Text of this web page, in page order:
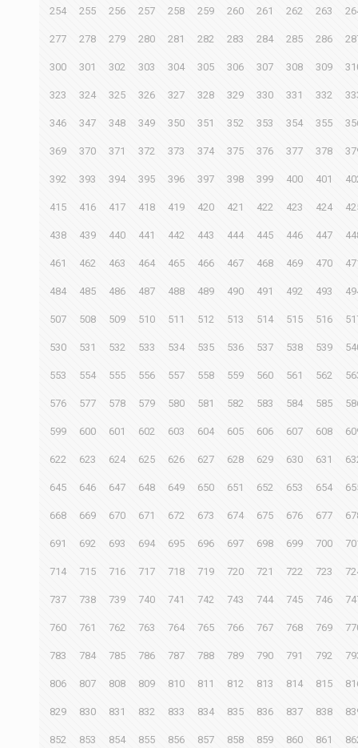
254 255 256 257 258 259 260 261 262 263
277 278 279 280 281 282 283 284 285 286
300 301 302 303 304 305 306 307 308 309
323 324 325 326 327 328 329 330 331 332
346 347 348 349 350 351 352 353 354 355
369 370 371 372 373 374 375 376 377 378
392 393 394 395 396 397 398 399 400 401
415 416 417 418 419 420 421 422 423 424
438 439 440 441 442 443 444 445 446 447
461 462 463 464 465 466 467 468 469 470
484 485 486 487 488 489 490 491 492 493
507 508 509 510 511 512 513 514 515 516
530 531 532 533 534 535 536 537 538 539
553 554 555 556 557 558 559 560 561 562
576 577 578 579 580 581 582 583 584 585
599 600 601 602 603 604 605 606 607 608
622 623 624 625 626 627 628 629 630 631
645 646 647 648 649 650 651 652 653 654
668 669 670 671 672 673 674 675 676 677
691 692 693 694 695 696 697 698 699 700
714 715 716 717 718 719 720 721 722 723
737 738 739 740 741 742 743 744 745 746
760 761 762 763 764 765 766 767 768 769
783 784 785 786 787 788 789 790 791 792
806 807 808 809 810 811 812 813 814 815
829 830 831 832 833 834 835 836 837 838
852 853 854 855 856 857 858 859 860 861